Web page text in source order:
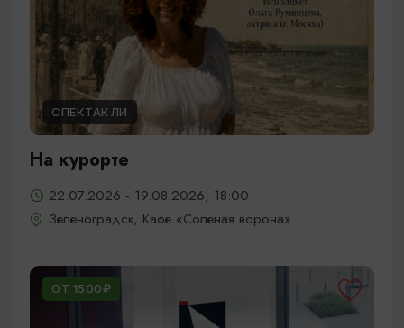
СПЕКТАКЛИ
На курорте
22.07.2026 - 19.08.2026, 18:00
Зеленоградск, Кафе «Соленая ворона»
ОТ 1500₽